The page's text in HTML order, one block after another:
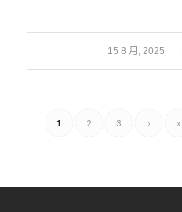
15 8 月, 2025
/
1 2 3 › »